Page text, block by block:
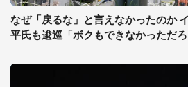
なぜ「戻るな」と言えなかったのか
平氏も逡巡「ボクもできなかっただろ